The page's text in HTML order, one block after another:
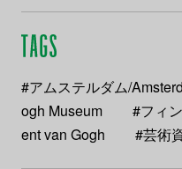
#アムステルダム/
ogh Museum
#フィ
ent van Gogh
#芸術